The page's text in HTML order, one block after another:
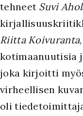
tehneet Suvi
Riitta Koivuranta
kotimaanuutisia
joka kirjoitti
virheellisen
oli